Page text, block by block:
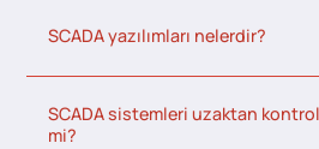
SCADA yazılımları nelerdir?
SCADA sistemleri uzaktan
mi?